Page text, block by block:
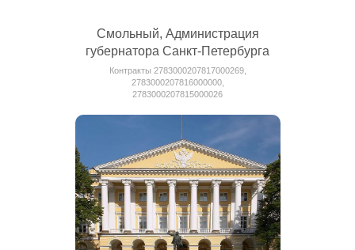
Смольный, Администрация
губернатора Санкт-Петербурга
Контракты 2783000207817000269,
2783000207816000000,
2783000207815000026